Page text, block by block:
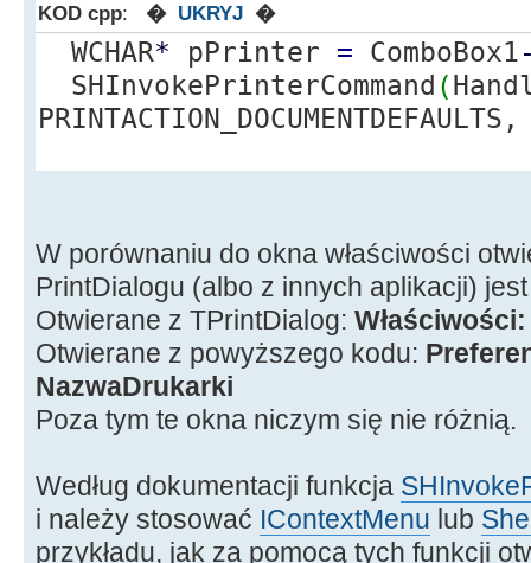
KOD cpp: � UKRYJ �
WCHAR* pPrinter = ComboBox1
SHInvokePrinterCommand (
W porównaniu do okna właściwości
PrintDialogu (albo z innych aplikacji)
Otwierane z TPrintDialog:
Otwierane z powyższego kodu:
NazwaDrukarki
Poza tym te okna niczym się nie różnią.
Według dokumentacji funkcja
i należy stosować IContextMenu lub
przykładu, jak za pomocą tych funkcji